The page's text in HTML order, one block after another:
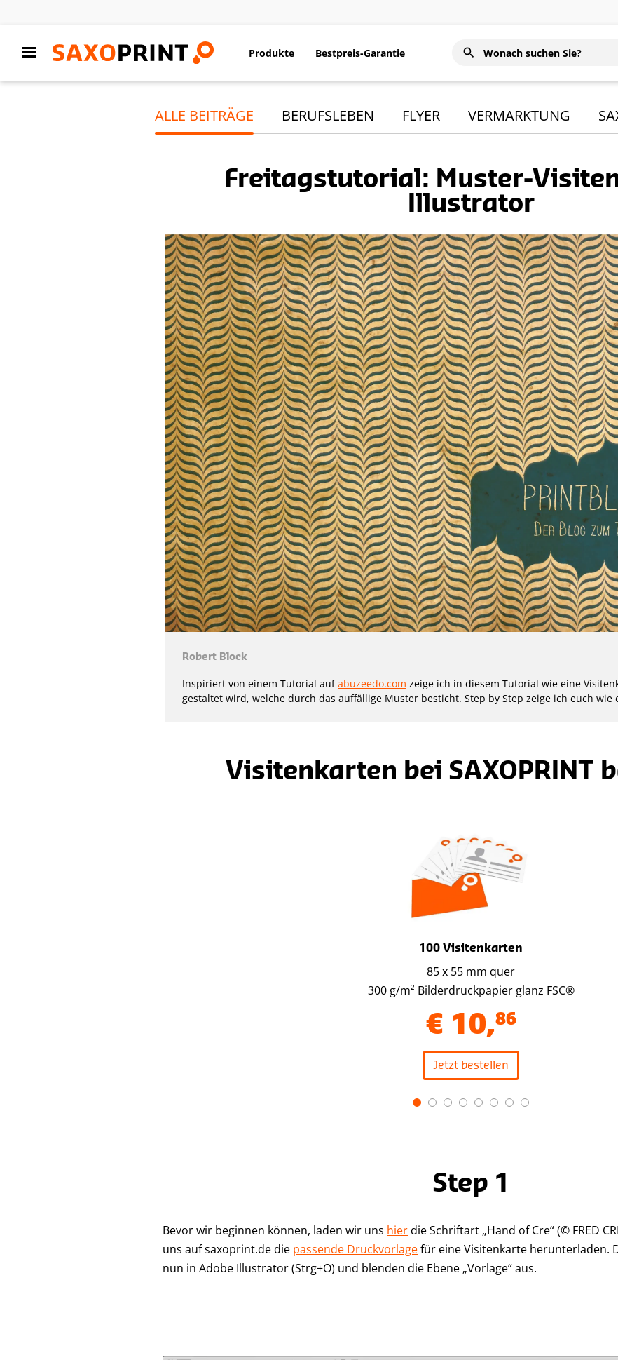
Produkte Bestpreis-Garantie
ALLE BEITRÄGE BERUFSLEBEN FLYER VERMARKTUNG
Freitagstutorial: Muster-
Illustrator
Robert Block
Inspiriert von einem Tutorial aufabuzeedo.com zeige ich in diesem Tutorial wie eine
gestaltet wird, welche durch das auffällige Muster besticht. Step by Step zeige ich euch wie
Visitenkarten bei SAXOPRINT
100 Visitenkarten
85 x 55 mm quer
300 g/m² Bilderdruckpapier glanz FSC®
€ 10,86
Jetzt bestellen
Step 1
Bevor wir beginnen können, laden wir uns hierdie Schriftart „Hand of Cre“ (© FRED
uns auf saxoprint.de die passende Druckvorlagefür eine Visitenkarte herunterladen.
nun in Adobe Illustrator (Strg+O) und blenden die Ebene „Vorlage“ aus.